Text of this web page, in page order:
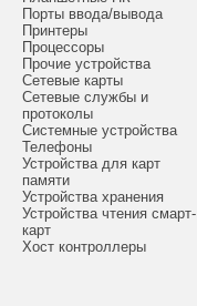
Порты ввода/вывода
Принтеры
Процессоры
Прочие устройства
Сетевые карты
Сетевые службы и
протоколы
Системные устройства
Телефоны
Устройства для карт
памяти
Устройства хранения
Устройства чтения смарт-
карт
Хост контроллеры